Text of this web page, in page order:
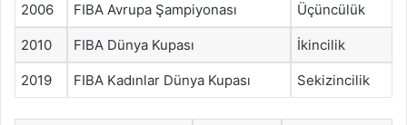
2006 FIBA Avrupa Şampiyonası Üçüncülük
2010 FIBA Dünya Kupası İkincilik
2019 FIBA Kadınlar Dünya Kupası Sekizincilik